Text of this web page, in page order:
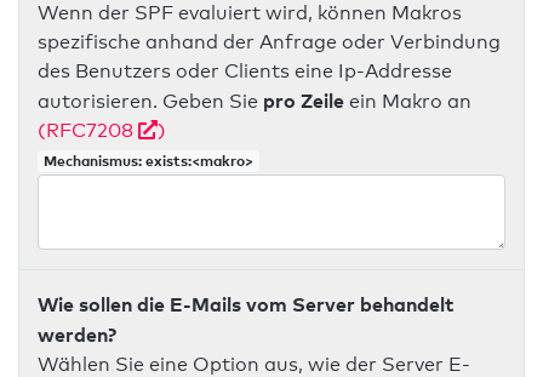
Wenn der SPF evaluiert wird, können Makros
spezifische anhand der Anfrage oder Verbindung
des Benutzers oder Clients eine Ip-Addresse
autorisieren. Geben Sie pro Zeile ein Makro an
(RFC7208
)
Mechanismus: exists:<makro>
Wie sollen die E-Mails vom Server behandelt
werden?
Wählen Sie eine Option aus, wie der Server E-